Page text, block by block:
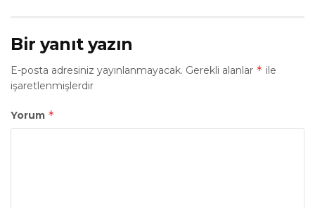
Bir yanıt yazın
E-posta adresiniz yayınlanmayacak. Gerekli alanlar * ile
işaretlenmişlerdir
Yorum *